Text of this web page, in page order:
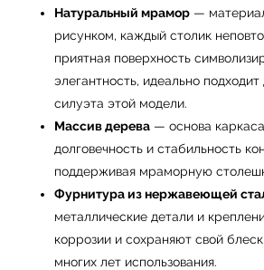
Натуральный мрамор —
рисунком, каждый столик
приятная поверхность
элегантность, идеально
силуэта этой модели.
Массив дерева — основа
долговечность и стабильность
поддерживая мраморную
Фурнитура из нержавеющей
металлические детали и
коррозии и сохраняют свой
многих лет использования.
УЗНАТЬ ПОДРОБНЕЕ